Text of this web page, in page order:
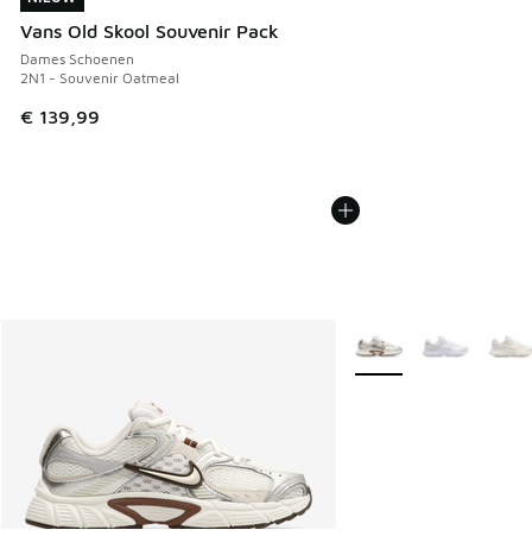
Vans Old Skool Souvenir Pack
Dames Schoenen
2N1 - Souvenir Oatmeal
€ 139,99
Meer kleuren